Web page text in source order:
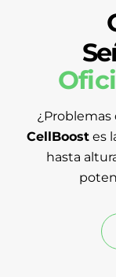
CellBoostes la
y la
¿Problemas
CellBoost es
hasta
CellBoost es
hasta